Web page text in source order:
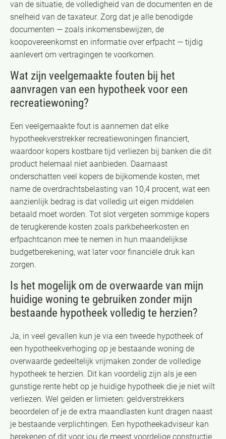
van de situatie, de volledigheid van de documenten en de
snelheid van de taxateur. Zorg dat je alle benodigde
documenten — zoals inkomensbewijzen, de
koopovereenkomst en informatie over erfpacht — tijdig
aanlevert om vertragingen te voorkomen.
Wat zijn veelgemaakte fouten bij het
aanvragen van een hypotheek voor een
recreatiewoning?
Een veelgemaakte fout is aannemen dat elke
hypotheekverstrekker recreatiewoningen financiert,
waardoor kopers kostbare tijd verliezen bij banken die dit
product helemaal niet aanbieden. Daarnaast
onderschatten veel kopers de bijkomende kosten, met
name de overdrachtsbelasting van 10,4 procent, wat een
aanzienlijk bedrag is dat volledig uit eigen middelen
betaald moet worden. Tot slot vergeten sommige kopers
de terugkerende kosten zoals parkbeheerkosten en
erfpachtcanon mee te nemen in hun maandelijkse
budgetberekening, wat later voor financiële druk kan
zorgen.
Is het mogelijk om de overwaarde van mijn
huidige woning te gebruiken zonder mijn
bestaande hypotheek volledig te herzien?
Ja, in veel gevallen kun je via een tweede hypotheek of
een hypotheekverhoging op je bestaande woning de
overwaarde gedeeltelijk vrijmaken zonder de volledige
hypotheek te herzien. Dit kan voordelig zijn als je een
gunstige rente hebt op je huidige hypotheek die je niet wilt
verliezen. Wel gelden er limieten: geldverstrekkers
beoordelen of je de extra maandlasten kunt dragen naast
je bestaande verplichtingen. Een hypotheekadviseur kan
berekenen of dit voor jou de meest voordelige constructie